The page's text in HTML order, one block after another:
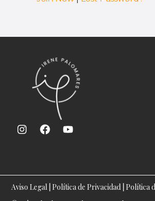
I
n
g
r
F
a
o
o
Y
o
b
e
Aviso Legal Política de Privacidad Política